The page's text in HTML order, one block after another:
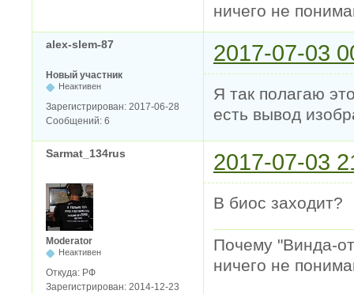
ничего не
alex-slem-87 2017-07-03
Новый участник
Неактивен
Зарегистрирован: 2017-06-28
Сообщений: 6
Я так полагаю
есть вывод
Sarmat_134rus 2017-07-03
Moderator
Неактивен
Откуда: РФ
Зарегистрирован: 2014-12-23
В биос заходит?
Почему "Винда-
ничего не